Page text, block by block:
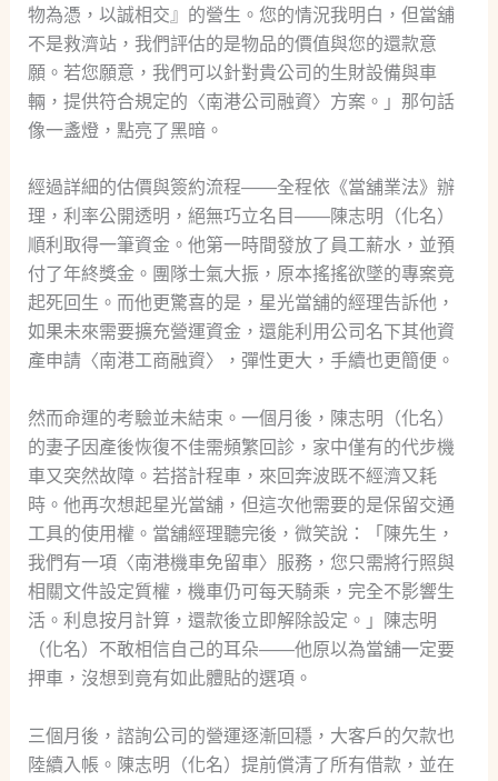
物為憑，以誠相交』的營生。您的情況我明白，但當舖
不是救濟站，我們評估的是物品的價值與您的還款意
願。若您願意，我們可以針對貴公司的生財設備與車
輛，提供符合規定的〈南港公司融資〉方案。」那句話
像一盞燈，點亮了黑暗。
經過詳細的估價與簽約流程——全程依《當舖業法》辦
理，利率公開透明，絕無巧立名目——陳志明（化名）
順利取得一筆資金。他第一時間發放了員工薪水，並預
付了年終獎金。團隊士氣大振，原本搖搖欲墜的專案竟
起死回生。而他更驚喜的是，星光當舖的經理告訴他，
如果未來需要擴充營運資金，還能利用公司名下其他資
產申請〈南港工商融資〉，彈性更大，手續也更簡便。
然而命運的考驗並未結束。一個月後，陳志明（化名）
的妻子因產後恢復不佳需頻繁回診，家中僅有的代步機
車又突然故障。若搭計程車，來回奔波既不經濟又耗
時。他再次想起星光當舖，但這次他需要的是保留交通
工具的使用權。當舖經理聽完後，微笑說：「陳先生，
我們有一項〈南港機車免留車〉服務，您只需將行照與
相關文件設定質權，機車仍可每天騎乘，完全不影響生
活。利息按月計算，還款後立即解除設定。」陳志明
（化名）不敢相信自己的耳朵——他原以為當舖一定要
押車，沒想到竟有如此體貼的選項。
三個月後，諮詢公司的營運逐漸回穩，大客戶的欠款也
陸續入帳。陳志明（化名）提前償清了所有借款，並在